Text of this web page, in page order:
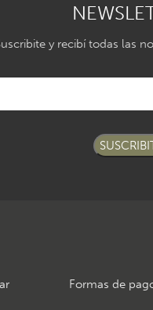
y recibí todas las
Formas de